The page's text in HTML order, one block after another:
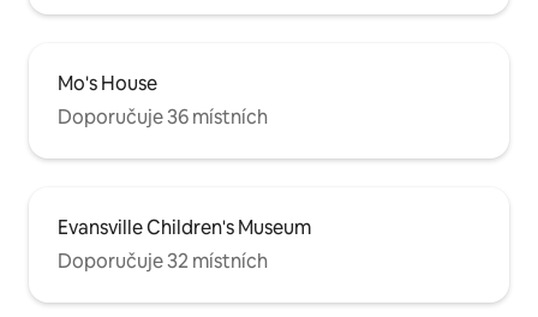
Mo's House
Doporučuje 36 místních
Evansville Children's Museum
Doporučuje 32 místních